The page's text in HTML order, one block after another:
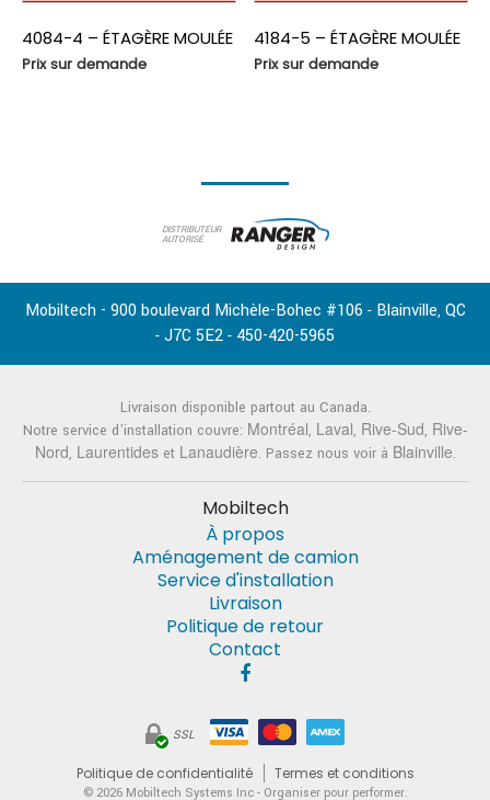
4084-4 – ÉTAGÈRE MOULÉE
Prix sur demande
4184-5 – ÉTAGÈRE MOULÉE
Prix sur demande
DISTRIBUTEUR
AUTORISÉ
Mobiltech - 900 boulevard Michèle-Bohec #106 - Blainville, QC
- J7C 5E2 - 450-420-5965
Livraison disponible partout au Canada.
Notre service d'installation couvre: Montréal, Laval, Rive-Sud, Rive-
Nord, Laurentideset Lanaudière. Passez nous voir à Blainville.
Mobiltech
À propos
Aménagement de camion
Service d'installation
Livraison
Politique de retour
Contact
SSL
Politique de confidentialité Termes et conditions
© 2026 Mobiltech Systems Inc- Organiser pour performer.